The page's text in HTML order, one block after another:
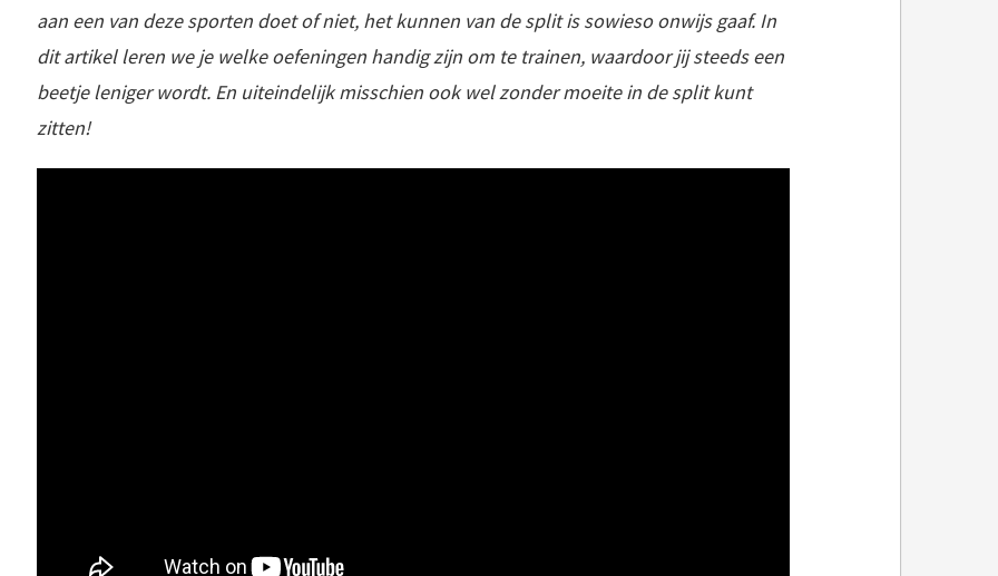
aan een van deze sporten doet of niet, het kunnen van de split is sowieso onwijs gaaf. In
dit artikel leren we je welke oefeningen handig zijn om te trainen, waardoor jij steeds een
beetje leniger wordt. En uiteindelijk misschien ook wel zonder moeite in de split kunt
zitten!